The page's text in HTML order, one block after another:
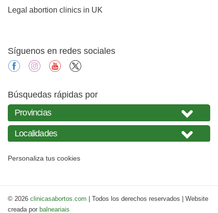
Legal abortion clinics in UK
Síguenos en redes sociales
facebookinstagramyoutube
Búsquedas rápidas por
Personaliza tus cookies
© 2026 clinicasabortos.com | Todos los derechos reservados | Website
creada por balneariais